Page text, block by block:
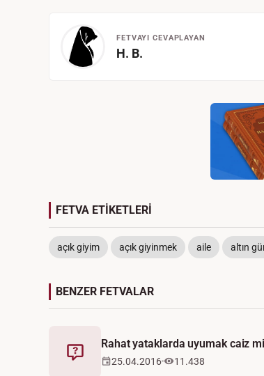
FETVAYI CEVAPLAYAN
H. B.
FETVA ETİKETLERİ
açık giyim açık giyinmek aile altın
BENZER FETVALAR
Fetva
Rahat yataklarda uyumak caiz
25.04.2016 11.438